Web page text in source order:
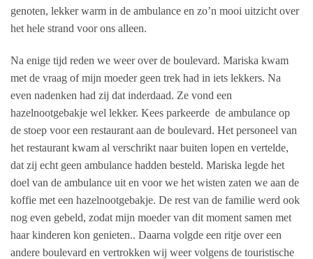
genoten, lekker warm in de ambulance en zo’n mooi uitzicht over
het hele strand voor ons alleen.
Na enige tijd reden we weer over de boulevard. Mariska kwam
met de vraag of mijn moeder geen trek had in iets lekkers. Na
even nadenken had zij dat inderdaad. Ze vond een
hazelnootgebakje wel lekker. Kees parkeerde de ambulance op
de stoep voor een restaurant aan de boulevard. Het personeel van
het restaurant kwam al verschrikt naar buiten lopen en vertelde,
dat zij echt geen ambulance hadden besteld. Mariska legde het
doel van de ambulance uit en voor we het wisten zaten we aan de
koffie met een hazelnootgebakje. De rest van de familie werd ook
nog even gebeld, zodat mijn moeder van dit moment samen met
haar kinderen kon genieten.. Daarna volgde een ritje over een
andere boulevard en vertrokken wij weer volgens de touristische